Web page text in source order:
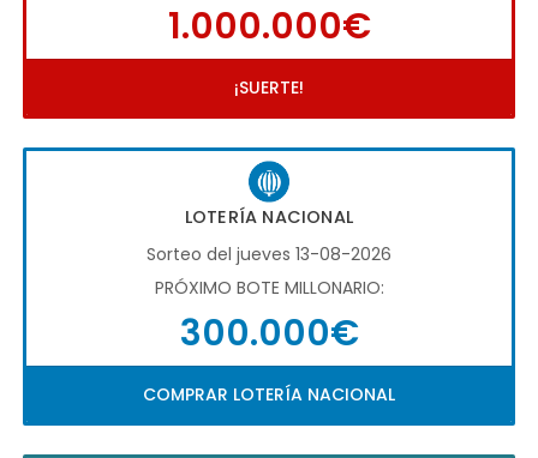
1.000.000€
¡SUERTE!
LOTERÍA NACIONAL
Sorteo del jueves 13-08-2026
PRÓXIMO BOTE MILLONARIO:
300.000€
COMPRAR LOTERÍA NACIONAL